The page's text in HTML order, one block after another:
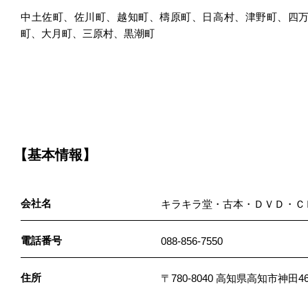
中土佐町、佐川町、越知町、檮原町、日高村、津野町、四
町、大月町、三原村、黒潮町
【基本情報】
会社名 キラキラ堂・古本・ＤＶＤ・Ｃ
電話番号 088-856-7550
住所 〒780-8040 高知県高知市神田